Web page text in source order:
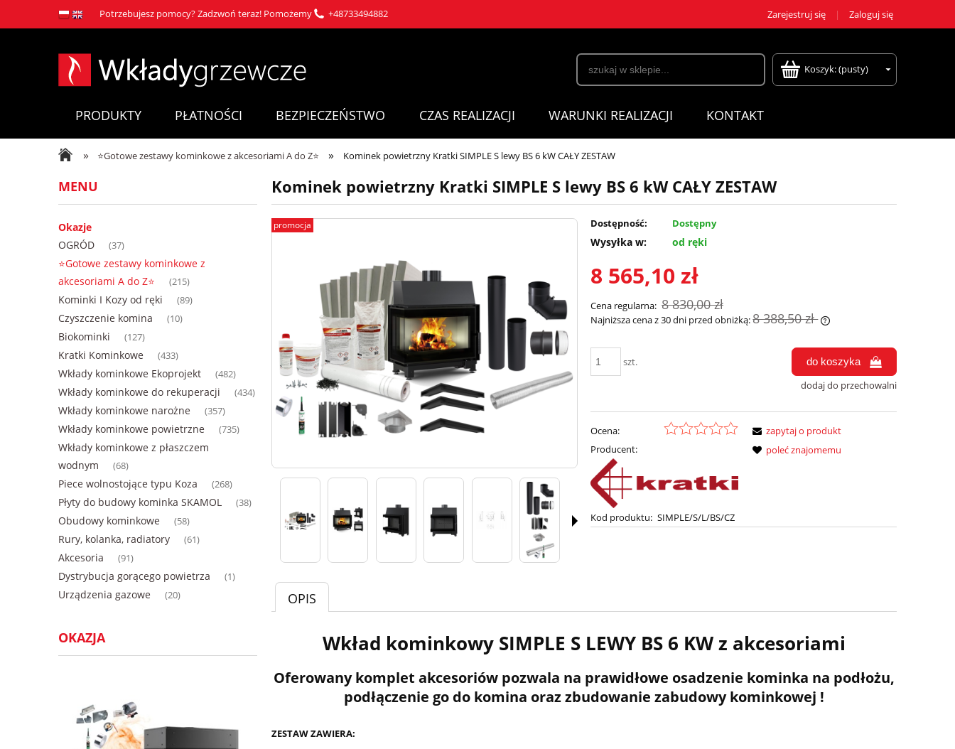
Potrzebujesz pomocy? Zadzwoń teraz! Pomożemy +48733494882 Zarejestruj się Zaloguj się
Koszyk:(pusty)
PRODUKTY PŁATNOŚCI BEZPIECZEŃSTWO CZAS REALIZACJI WARUNKI REALIZACJI KONTAKT
» ⭐Gotowe zestawy kominkowe z akcesoriami A do Z⭐ » Kominek powietrzny Kratki SIMPLE S lewy BS 6 kW CAŁY ZESTAW
MENU
Okazje
OGRÓD
(37)
⭐Gotowe zestawy kominkowe z
akcesoriami A do Z⭐
(215)
Kominki I Kozy od ręki (89)
Czyszczenie komina (10)
Biokominki (127)
Kratki Kominkowe (433)
Wkłady kominkowe Ekoprojekt (482)
Wkłady kominkowe do rekuperacji (434)
Wkłady kominkowe narożne (357)
Wkłady kominkowe powietrzne (735)
Wkłady kominkowe z płaszczem
wodnym
(68)
Piece wolnostojące typu Koza (268)
Płyty do budowy kominka SKAMOL (38)
Obudowy kominkowe (58)
Rury, kolanka, radiatory (61)
Akcesoria (91)
Dystrybucja gorącego powietrza (1)
Urządzenia gazowe (20)
OKAZJA
Kominek powietrzny Kratki SIMPLE S lewy BS 6 kW CAŁY ZESTAW
promocja Dostępność: Dostępny
Wysyłka w: od ręki
8 565,10 zł
Cena regularna: 8 830,00 zł
Najniższa cena z 30 dni przed obniżką:8 388,50 zł
Jeżeli produkt jest sprzedawany krócej niż
30 dni, wyświetlana jest najniższa cena od
momentu, kiedy produkt pojawił się w
szt. do koszyka
dodaj do przechowalni
Ocena:
Producent:
Kod produktu: SIMPLE/S/L/BS/CZ
zapytaj o produkt
poleć znajomemu
OPIS
Wkład kominkowy SIMPLE S LEWY BS 6 KWz akcesoriami
Oferowany komplet akcesoriów pozwala na prawidłowe osadzenie kominka na podłożu,
podłączenie go do komina oraz zbudowanie zabudowy kominkowej !
ZESTAW ZAWIERA: